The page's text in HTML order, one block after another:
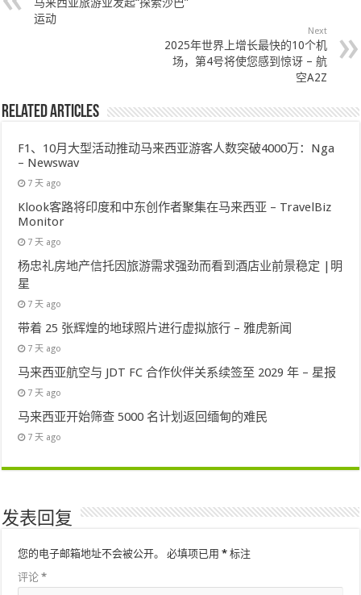
马来西亚旅游业发起“探索沙巴”
运动
Next
2025年世界上增长最快的10个机
场，第4号将使您感到惊讶 – 航
空A2Z
Related Articles
F1、10月大型活动推动马来西亚游客人数突破4000万：Nga
– Newswav
7 天 ago
Klook客路将印度和中东创作者聚集在马来西亚 – TravelBiz
Monitor
7 天 ago
杨忠礼房地产信托因旅游需求强劲而看到酒店业前景稳定 |明
星
7 天 ago
带着 25 张辉煌的地球照片进行虚拟旅行 – 雅虎新闻
7 天 ago
马来西亚航空与 JDT FC 合作伙伴关系续签至 2029 年 – 星报
7 天 ago
马来西亚开始筛查 5000 名计划返回缅甸的难民
7 天 ago
发表回复
您的电子邮箱地址不会被公开。 必填项已用* 标注
评论*